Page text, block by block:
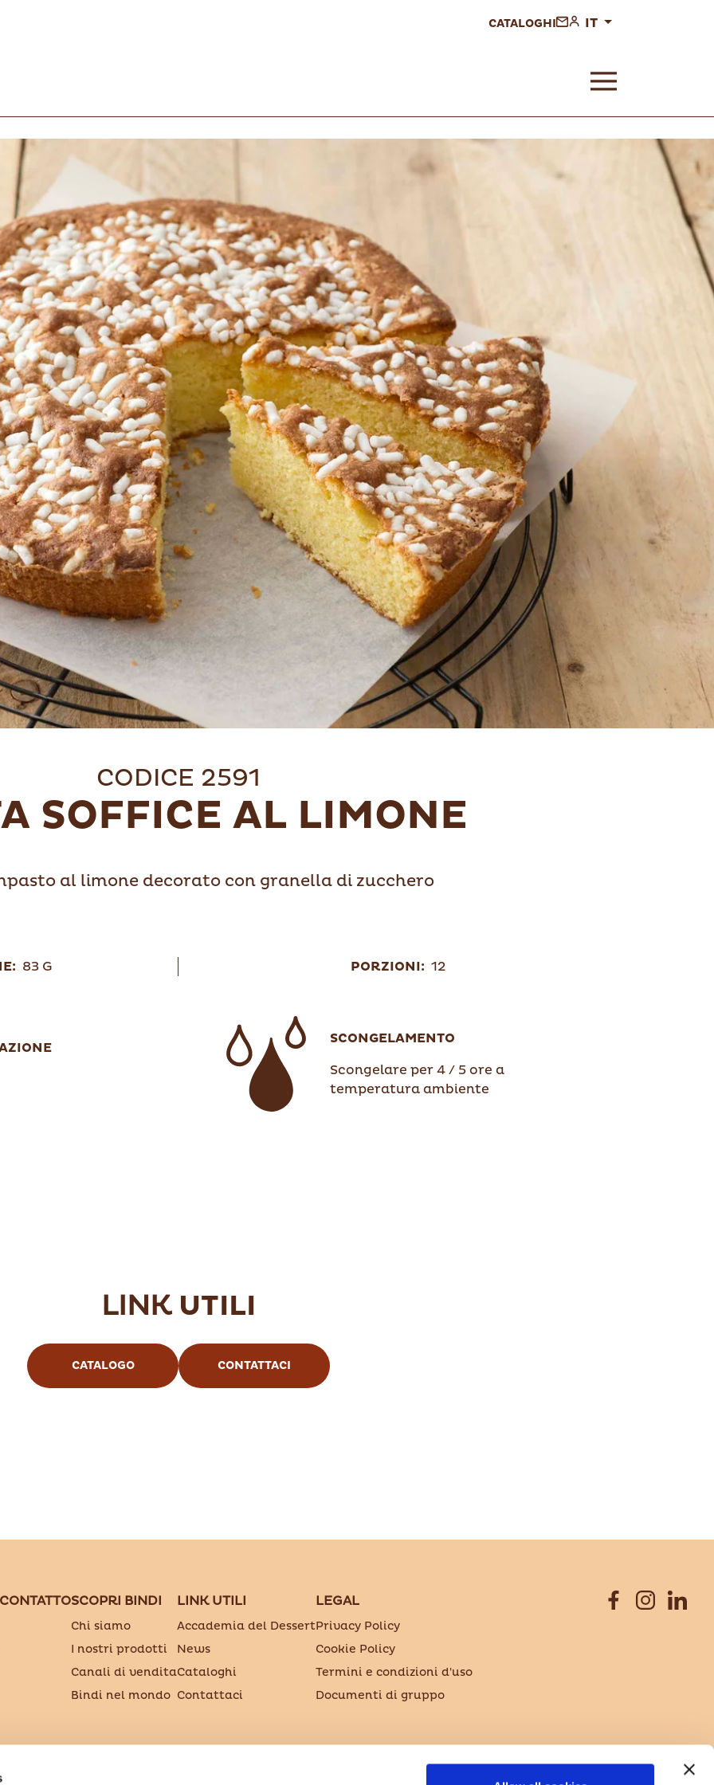
CATALOGHI IT
CODICE 2591
SOFFICE AL LIMONE
al limone decorato con granella di zucchero
83 G PORZIONI: 12
SCONGELAMENTO
Scongelare per 4 / 5 ore a
temperatura ambiente
LINK UTILI
CATALOGO CONTATTACI
SCOPRI BINDI
Chi siamo
I nostri prodotti
Canali di vendita
Bindi nel mondo
LINK UTILI
Accademia del Dessert
News
Cataloghi
Contattaci
LEGAL
Privacy Policy
Cookie Policy
Termini e condizioni d'uso
Documenti di gruppo
Società Benefit